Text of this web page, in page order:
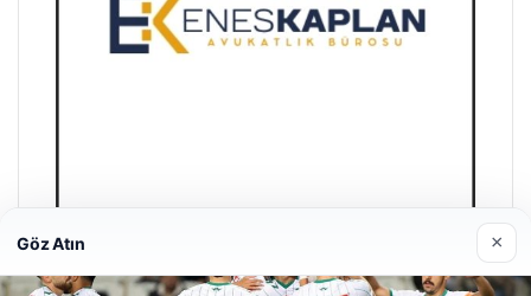
Enes Kaplan Avukatlık Bürosu
Göz Atın ×